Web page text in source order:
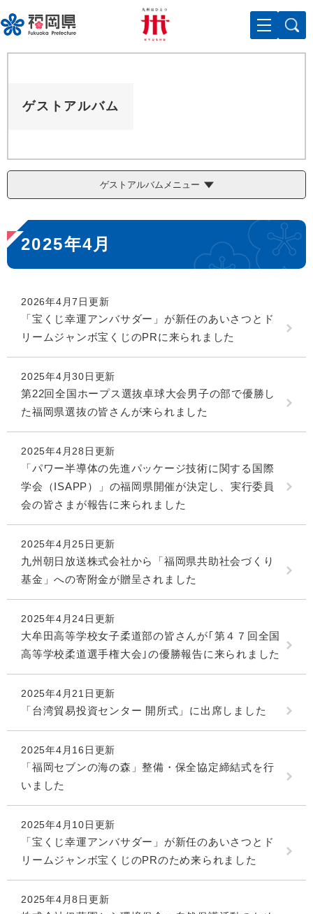
ー
ジ
の
メニューを飛ばして本文へ
ゲストアルバム
ゲストアルバムメニュー
本
文
2025年4月
2026年4月7日更新
「宝くじ幸運アンバサダー」が新任のあいさつとド
リームジャンボ宝くじのPRに来られました
2025年4月30日更新
第22回全国ホープス選抜卓球大会男子の部で優勝し
た福岡県選抜の皆さんが来られました
2025年4月28日更新
「パワー半導体の先進パッケージ技術に関する国際
学会（ISAPP）」の福岡県開催が決定し、実行委員
会の皆さまが報告に来られました
2025年4月25日更新
九州朝日放送株式会社から「福岡県共助社会づくり
基金」への寄附金が贈呈されました
2025年4月24日更新
大牟田高等学校女子柔道部の皆さんが｢第４７回全国
高等学校柔道選手権大会｣の優勝報告に来られました
2025年4月21日更新
「台湾貿易投資センター 開所式」に出席しました
2025年4月16日更新
「福岡セブンの海の森」整備・保全協定締結式を行
いました
2025年4月10日更新
「宝くじ幸運アンバサダー」が新任のあいさつとド
リームジャンボ宝くじのPRのため来られました
2025年4月8日更新